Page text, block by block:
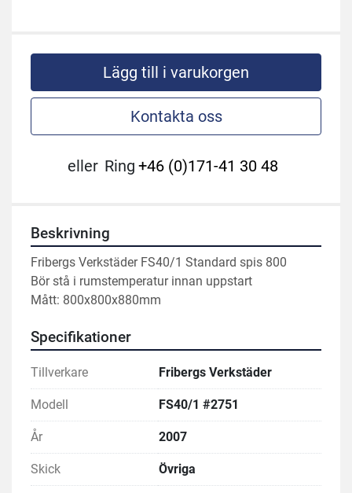
Lägg till i varukorgen
Kontakta oss
eller Ring +46 (0)171-41 30 48
Beskrivning
Fribergs Verkstäder FS40/1 Standard spis 800
Bör stå i rumstemperatur innan uppstart
Mått: 800x800x880mm
Specifikationer
Tillverkare Fribergs Verkstäder
Modell FS40/1 #2751
År 2007
Skick Övriga